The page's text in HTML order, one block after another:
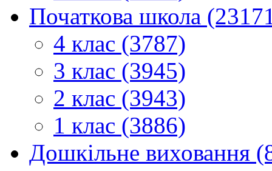
Початкова школа
4 клас (3787)
3 клас (3945)
2 клас (3943)
1 клас (3886)
Дошкільне виховання